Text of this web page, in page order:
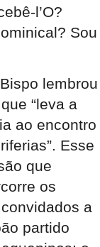
l’O?
Sou
lembrou
“leva a
ao encontro
Esse
que
os
a
partido